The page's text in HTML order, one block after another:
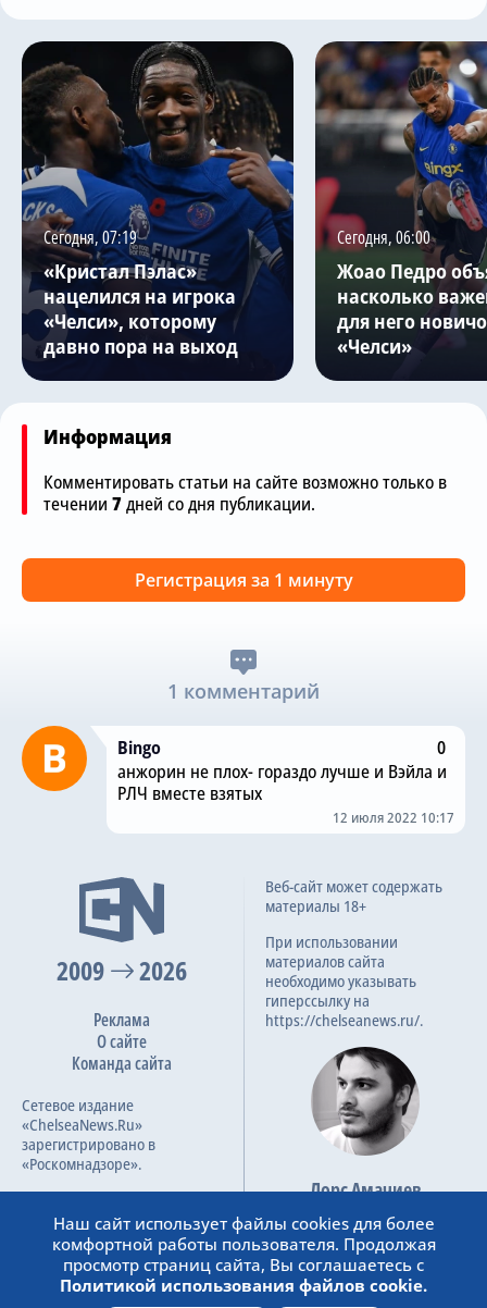
Сегодня, 07:19
«Кристал Пэлас»
нацелился на игрока
«Челси», которому
давно пора на выход
Сегодня, 06:00
Жоао Педро
насколько
для него
«Челси»
Информация
Комментировать статьи на сайте возможно только в
течении 7дней со дня публикации.
Регистрация за 1 минуту
1 комментарий
Bingo
0
анжорин не плох- гораздо лучше и Вэйла и
РЛЧ вместе взятых
12 июля 2022 10:17
2009 2026
Реклама
О сайте
Команда сайта
Сетевое издание
«ChelseaNews.Ru»
зарегистрировано в
«Роскомнадзоре».
ФС 77 – 87138.
Веб-сайт может содержать
материалы 18+
При использовании
материалов сайта
необходимо указывать
гиперссылку на
https://chelseanews.ru/.
Лорс Амачиев
Основатель сайта
admin@chelseanews.ru
https://www.linkedin.com/
Наш сайт использует файлы cookies для более
комфортной работы пользователя. Продолжая
просмотр страниц сайта, Вы соглашаетесь с
Политикой использования файлов cookie.